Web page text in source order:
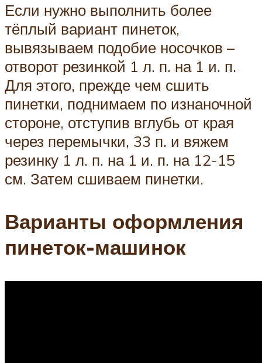
Если нужно выполнить более
тёплый вариант пинеток,
вывязываем подобие носочков –
отворот резинкой 1 л. п. на 1 и. п.
Для этого, прежде чем сшить
пинетки, поднимаем по изнаночной
стороне, отступив вглубь от края
через перемычки, 33 п. и вяжем
резинку 1 л. п. на 1 и. п. на 12-15
см. Затем сшиваем пинетки.
Варианты оформления
пинеток-машинок